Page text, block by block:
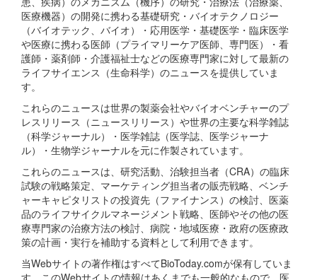
医療機器）の開発に携わる基礎研究・バイオテクノロジー
（バイオテック、バイオ）・応用医学・基礎医学・臨床医学
や医療に携わる医師（プライマリーケア医師、専門医）・看
護師・薬剤師・介護福祉士などの医療専門家に対して最新の
ライフサイエンス（生命科学）のニュースを提供していま
す。
これらのニュースは世界の製薬会社やバイオベンチャーのプ
レスリリース（ニュースリリース）や世界の主要な科学雑誌
（科学ジャーナル）・医学雑誌（医学誌、医学ジャーナ
ル）・生物学ジャーナルを元に作製されています。
これらのニュースは、研究活動、治験担当者（CRA）の臨床
試験の戦略策定、マーケティング担当者の販売戦略、ベンチ
ャーキャピタリストの投資先（ファイナンス）の検討、医薬
品のライフサイクルマネージメント戦略、医師やその他の医
療専門家の治療方法の検討、病院・地域医療・政府の医療政
策の計画・実行を補助する資料として利用できます。
当Webサイトの著作権はすべてBioToday.comが保有していま